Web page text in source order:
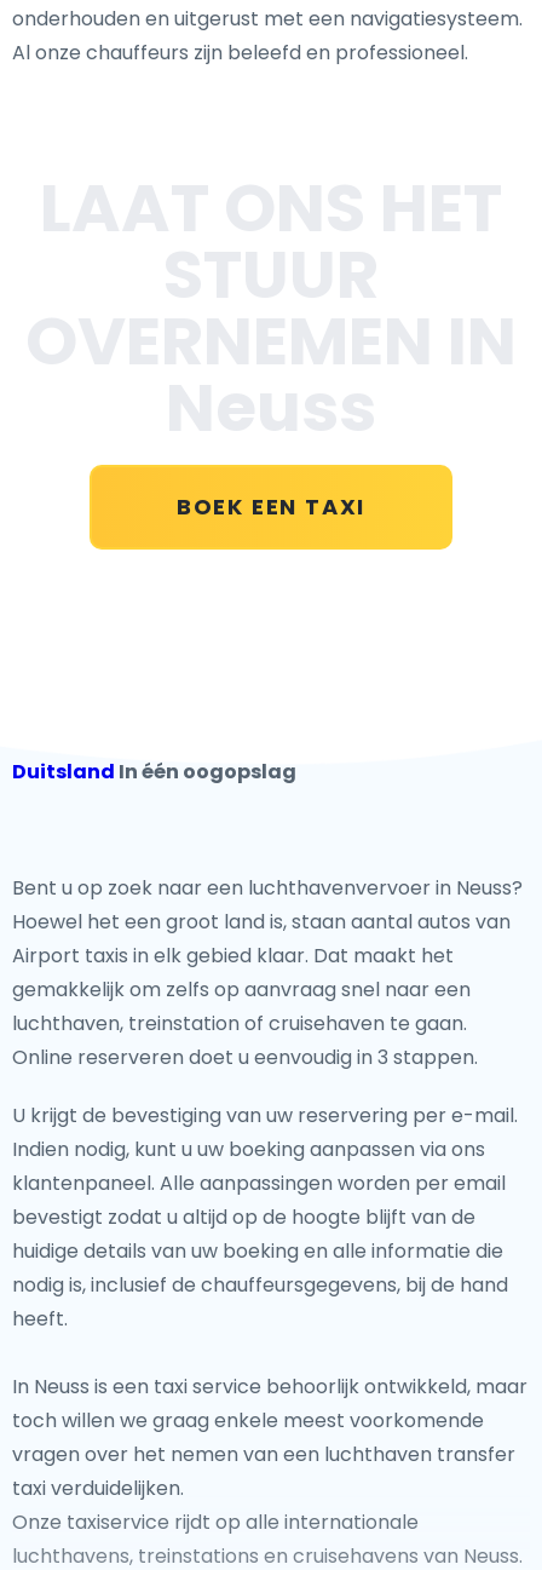
onderhouden en uitgerust met een navigatiesysteem.
Al onze chauffeurs zijn beleefd en professioneel.
BOEK EEN TAXI
Duitsland In één oogopslag
Bent u op zoek naar een luchthavenvervoer in Neuss?
Hoewel het een groot land is, staan aantal autos van
Airport taxis in elk gebied klaar. Dat maakt het
gemakkelijk om zelfs op aanvraag snel naar een
luchthaven, treinstation of cruisehaven te gaan.
Online reserveren doet u eenvoudig in 3 stappen.
U krijgt de bevestiging van uw reservering per e-mail.
Indien nodig, kunt u uw boeking aanpassen via ons
klantenpaneel. Alle aanpassingen worden per email
bevestigt zodat u altijd op de hoogte blijft van de
huidige details van uw boeking en alle informatie die
nodig is, inclusief de chauffeursgegevens, bij de hand
heeft.
In Neuss is een taxi service behoorlijk ontwikkeld, maar
toch willen we graag enkele meest voorkomende
vragen over het nemen van een luchthaven transfer
taxi verduidelijken.
Onze taxiservice rijdt op alle internationale
luchthavens, treinstations en cruisehavens van Neuss.